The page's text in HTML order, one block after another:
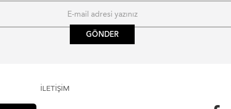
GÖNDER
İLETİŞİM